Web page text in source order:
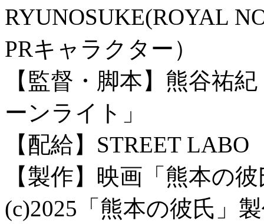
RYUNOSUKE(ROYAL
PRキャラクター）
【監督・脚本】熊谷
ーンライト」
【配給】STREET
【製作】映画「熊本の
(c)2025「熊本の彼氏」